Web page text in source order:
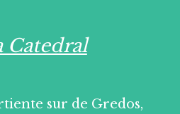
Catedral
sur de Gredos,